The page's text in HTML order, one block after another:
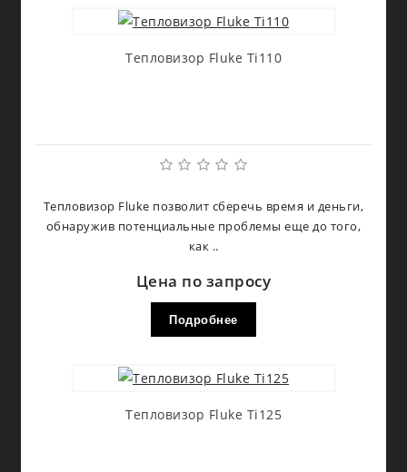
Тепловизор Fluke Ti110
Тепловизор Fluke позволит сберечь время и деньги,
обнаружив потенциальные проблемы еще до того,
как ..
Цена по запросу
Подробнее
Тепловизор Fluke Ti125